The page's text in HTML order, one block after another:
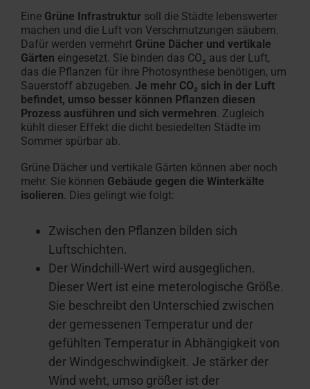
Eine Grüne Infrastruktur soll die Städte lebenswerter
machen und die Luft von Verschmutzungen säubern.
Dafür werden vermehrt Grüne Dächer und vertikale
Gärten eingesetzt. Sie binden das CO₂ aus der Luft,
das die Pflanzen für ihre Photosynthese benötigen, um
Sauerstoff abzugeben. Je mehr CO₂ sich in der Luft
befindet, umso besser können Pflanzen diesen
Prozess ausführen und sich vermehren. Zugleich
kühlt dieser Effekt die dicht besiedelten Städte im
Sommer spürbar ab.
Grüne Dächer und vertikale Gärten können aber noch
mehr. Sie können Gebäude gegen die Winterkälte
isolieren. Dies gelingt wie folgt:
Zwischen den Pflanzen bilden sich
Luftschichten.
Der Windchill-Wert wird ausgeglichen.
Dieser Wert ist eine meterologische Größe.
Sie beschreibt den Unterschied zwischen
der gemessenen Temperatur und der
gefühlten Temperatur in Abhängigkeit von
der Windgeschwindigkeit. Je stärker der
Wind weht, umso größer ist der